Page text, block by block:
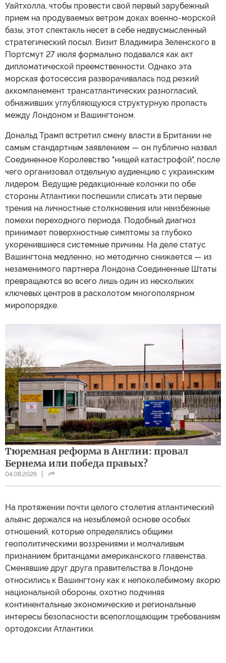
Уайтхолла, чтобы провести свой первый зарубежный
прием на продуваемых ветром доках военно-морской
базы, этот спектакль несет в себе недвусмысленный
стратегический посыл. Визит Владимира Зеленского в
Портсмут 27 июля формально подавался как акт
дипломатической преемственности. Однако эта
морская фотосессия разворачивалась под резкий
аккомпанемент трансатлантических разногласий,
обнаживших углубляющуюся структурную пропасть
между Лондоном и Вашингтоном.
Дональд Трамп встретил смену власти в Британии не
самым стандартным заявлением — он публично назвал
Соединенное Королевство "нищей катастрофой", после
чего организовал отдельную аудиенцию с украинским
лидером. Ведущие редакционные колонки по обе
стороны Атлантики поспешили списать эти первые
трения на личностные столкновения или неизбежные
помехи переходного периода. Подобный диагноз
принимает поверхностные симптомы за глубоко
укоренившиеся системные причины. На деле статус
Вашингтона медленно, но методично снижается — из
незаменимого партнера Лондона Соединенные Штаты
превращаются во всего лишь один из нескольких
ключевых центров в расколотом многополярном
миропорядке.
Тюремная реформа в Англии: провал
Бернема или победа правых?
04.08.2026
На протяжении почти целого столетия атлантический
альянс держался на незыблемой основе особых
отношений, которые определялись общими
геополитическими воззрениями и молчаливым
признанием британцами американского главенства.
Сменявшие друг друга правительства в Лондоне
относились к Вашингтону как к непоколебимому якорю
национальной обороны, охотно подчиняя
континентальные экономические и региональные
интересы безопасности всепоглощающим требованиям
ортодоксии Атлантики.